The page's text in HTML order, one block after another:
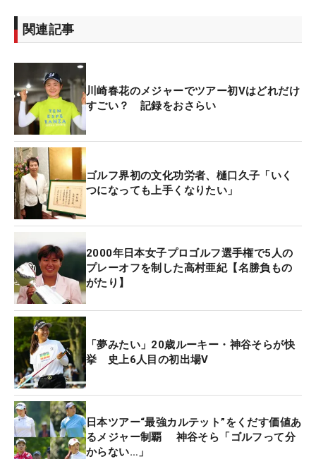
続く。
る岡田美智子の35回。岡田はそのなかで31回予選通
過しており、最多予選通過記録も持っている。しか
し、今大会での優勝はない。
また、最年長優勝は02年大会を制した具玉姫（韓
国）の46歳45日。そして、最年少優勝を果たしてい
るのは、地元の京都で行われた昨年大会でツアー初
優勝を挙げた川崎春花の19歳133日だ。
さらに、選手権での4日間最少ストローク（パー
72）優勝は、稲見萌寧のトータル19アンダー（21
年・静ヒルズCC）。一方、最多ストローク（パー
72）優勝は、服部道子のトータル2オーバー（98
年・美浦GC）となっている。
関連記事
川崎春花のメジャーでツアー初Vはどれだけ
すごい？ 記録をおさらい
ゴルフ界初の文化功労者、樋口久子「いく
つになっても上手くなりたい」
2000年日本女子プロゴルフ選手権で5人の
プレーオフを制した高村亜紀【名勝負もの
がたり】
「夢みたい」20歳ルーキー・神谷そらが快
挙 史上6人目の初出場V
日本ツアー“最強カルテット”をくだす価値あ
るメジャー制覇 神谷そら「ゴルフって分
からない…」